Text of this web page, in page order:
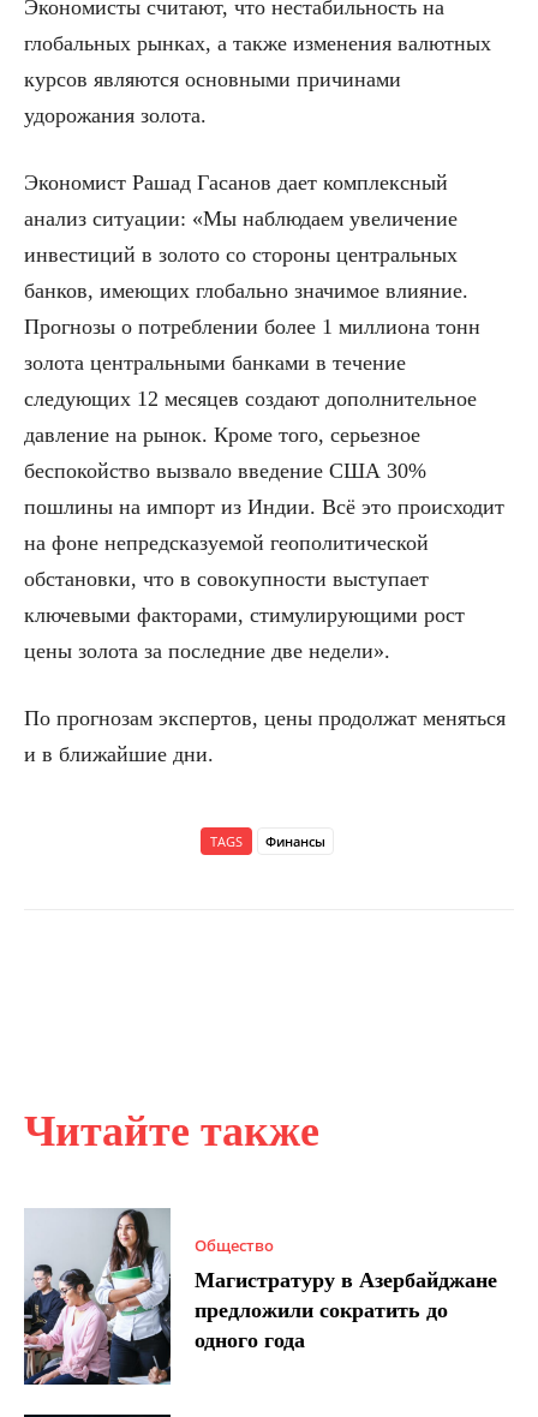
Читайте также
Общество
Магистратуру в Азербайджане
предложили сократить до
одного года
Экономисты считают, что нестабильность на
глобальных рынках, а также изменения валютных
курсов являются основными причинами
удорожания золота.
Экономист Рашад Гасанов дает комплексный
анализ ситуации: «Мы наблюдаем увеличение
инвестиций в золото со стороны центральных
банков, имеющих глобально значимое влияние.
Прогнозы о потреблении более 1 миллиона тонн
золота центральными банками в течение
следующих 12 месяцев создают дополнительное
давление на рынок. Кроме того, серьезное
беспокойство вызвало введение США 30%
пошлины на импорт из Индии. Всё это происходит
на фоне непредсказуемой геополитической
обстановки, что в совокупности выступает
ключевыми факторами, стимулирующими рост
цены золота за последние две недели».
По прогнозам экспертов, цены продолжат меняться
и в ближайшие дни.
TAGS Финансы